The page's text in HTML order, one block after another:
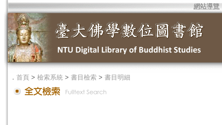
網站導覽
． 首頁 > 檢索系統 > 書目檢索 > 書目明細